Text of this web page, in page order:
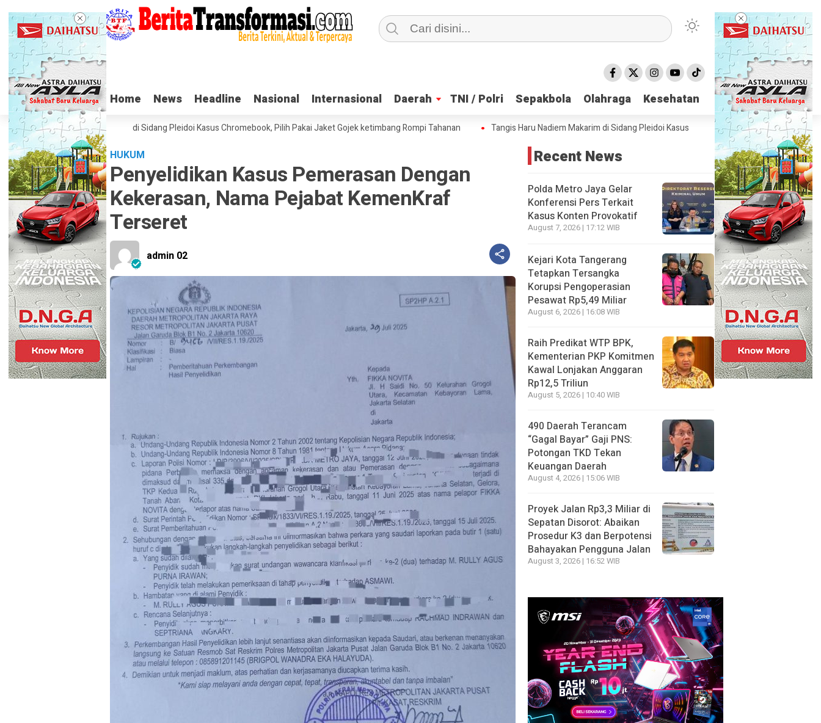
Home News Headline Nasional Internasional Daerah TNI / Polri Sepakbola Olahraga Kesehatan
Home News Headline Nasional Internasional Daerah TNI / Polri Sepakbola Olahraga Kesehatan
Haru Nadiem Makarim di Sidang Pleidoi Kasus Chromebook, Pilih Pakai Jaket Gojek ketimbang Rompi Tahanan Tangis Haru Nadiem Makarim di Sidang Pleidoi Kasus Chromebook, Pilih Pakai Jaket Gojek
HUKUM
Penyelidikan Kasus Pemerasan Dengan
Kekerasan, Nama Pejabat KemenKraf
Terseret
admin 02
Recent News
Polda Metro Jaya Gelar
Konferensi Pers Terkait
Kasus Konten Provokatif
August 7, 2026 | 17:12 WIB
Kejari Kota Tangerang
Tetapkan Tersangka
Korupsi Pengoperasian
Pesawat Rp5,49 Miliar
August 6, 2026 | 16:08 WIB
Raih Predikat WTP BPK,
Kementerian PKP Komitmen
Kawal Lonjakan Anggaran
Rp12,5 Triliun
August 5, 2026 | 10:40 WIB
490 Daerah Terancam
“Gagal Bayar” Gaji PNS:
Potongan TKD Tekan
Keuangan Daerah
August 4, 2026 | 15:06 WIB
Proyek Jalan Rp3,3 Miliar di
Sepatan Disorot: Abaikan
Prosedur K3 dan Berpotensi
Bahayakan Pengguna Jalan
August 3, 2026 | 16:52 WIB